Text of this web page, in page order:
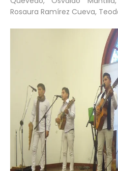
Rosaura Ramírez Cueva,